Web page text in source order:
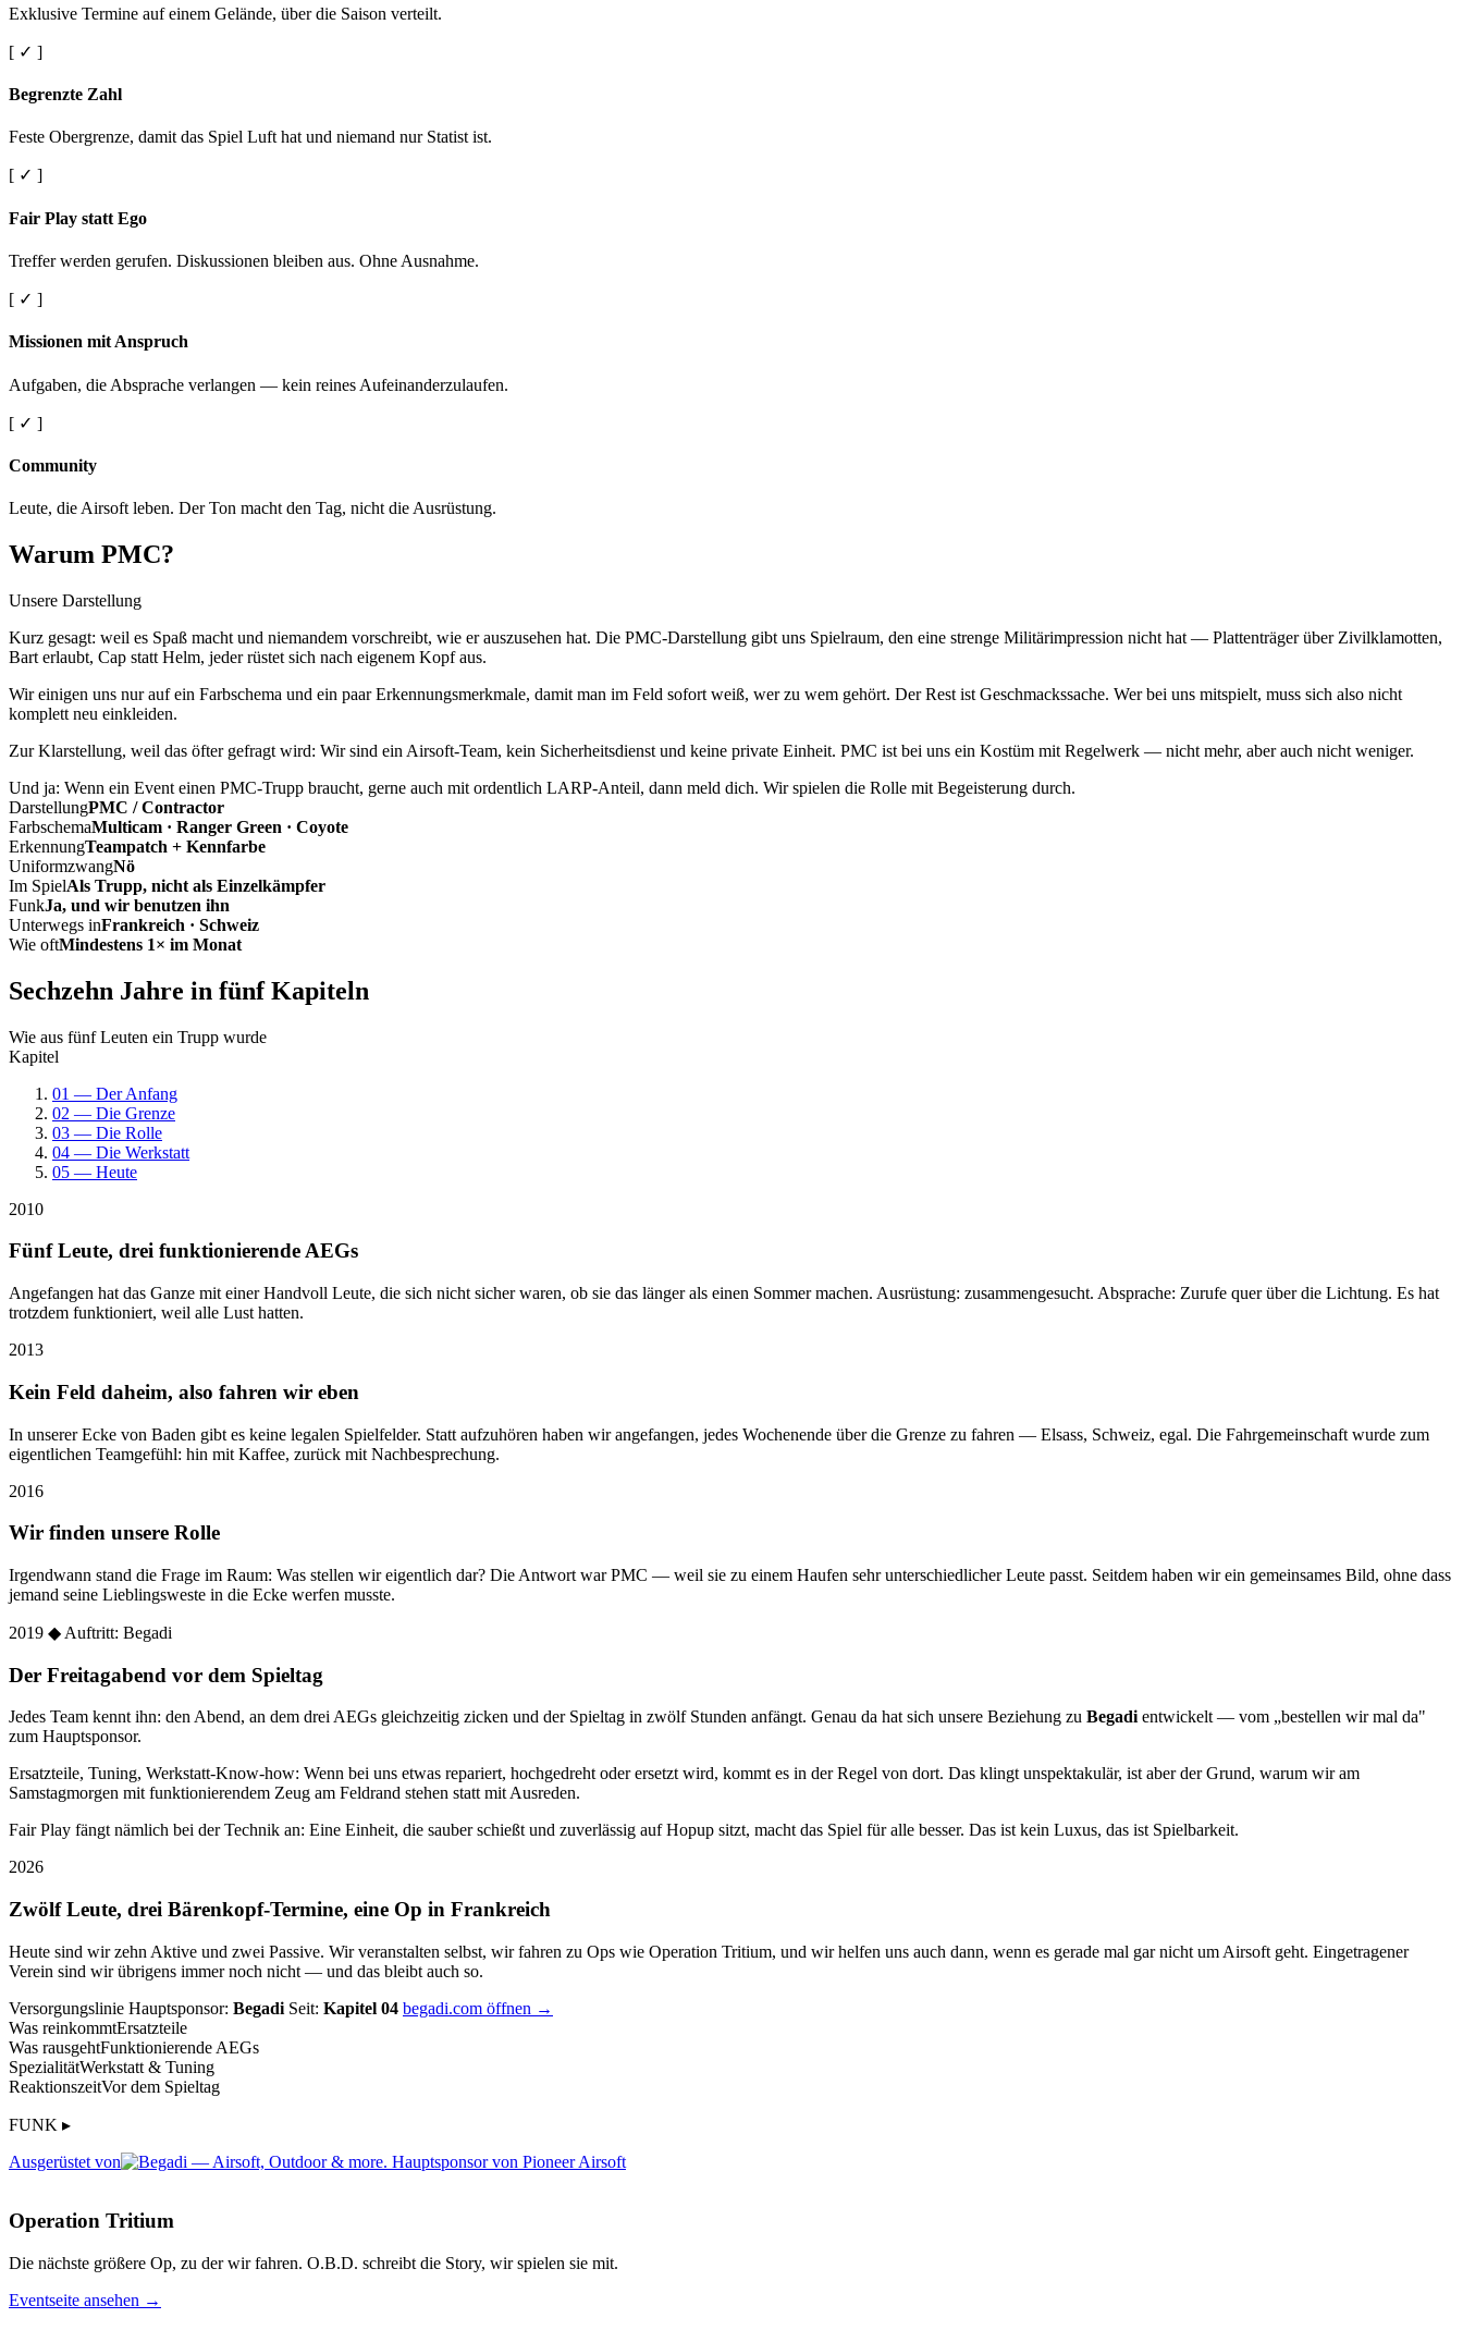
Exklusive Termine auf einem Gelände, über die Saison verteilt.
[ ✓ ]
Begrenzte Zahl
Feste Obergrenze, damit das Spiel Luft hat und niemand nur Statist ist.
[ ✓ ]
Fair Play statt Ego
Treffer werden gerufen. Diskussionen bleiben aus. Ohne Ausnahme.
[ ✓ ]
Missionen mit Anspruch
Aufgaben, die Absprache verlangen — kein reines Aufeinanderzulaufen.
[ ✓ ]
Community
Leute, die Airsoft leben. Der Ton macht den Tag, nicht die Ausrüstung.
Warum PMC?
Unsere Darstellung
Kurz gesagt: weil es Spaß macht und niemandem vorschreibt, wie er auszusehen hat. Die PMC-Darstellung gibt uns Spielraum, den eine strenge Militärimpression nicht hat — Plattenträger über Zivilklamotten,
Bart erlaubt, Cap statt Helm, jeder rüstet sich nach eigenem Kopf aus.
Wir einigen uns nur auf ein Farbschema und ein paar Erkennungsmerkmale, damit man im Feld sofort weiß, wer zu wem gehört. Der Rest ist Geschmackssache. Wer bei uns mitspielt, muss sich also nicht
komplett neu einkleiden.
Zur Klarstellung, weil das öfter gefragt wird: Wir sind ein Airsoft-Team, kein Sicherheitsdienst und keine private Einheit. PMC ist bei uns ein Kostüm mit Regelwerk — nicht mehr, aber auch nicht weniger.
Und ja: Wenn ein Event einen PMC-Trupp braucht, gerne auch mit ordentlich LARP-Anteil, dann meld dich. Wir spielen die Rolle mit Begeisterung durch.
DarstellungPMC / Contractor
FarbschemaMulticam · Ranger Green · Coyote
ErkennungTeampatch + Kennfarbe
UniformzwangNö
Im SpielAls Trupp, nicht als Einzelkämpfer
FunkJa, und wir benutzen ihn
Unterwegs inFrankreich · Schweiz
Wie oftMindestens 1× im Monat
Sechzehn Jahre in fünf Kapiteln
Wie aus fünf Leuten ein Trupp wurde
Kapitel
01 — Der Anfang
02 — Die Grenze
03 — Die Rolle
04 — Die Werkstatt
05 — Heute
2010
Fünf Leute, drei funktionierende AEGs
Angefangen hat das Ganze mit einer Handvoll Leute, die sich nicht sicher waren, ob sie das länger als einen Sommer machen. Ausrüstung: zusammengesucht. Absprache: Zurufe quer über die Lichtung. Es hat
trotzdem funktioniert, weil alle Lust hatten.
2013
Kein Feld daheim, also fahren wir eben
In unserer Ecke von Baden gibt es keine legalen Spielfelder. Statt aufzuhören haben wir angefangen, jedes Wochenende über die Grenze zu fahren — Elsass, Schweiz, egal. Die Fahrgemeinschaft wurde zum
eigentlichen Teamgefühl: hin mit Kaffee, zurück mit Nachbesprechung.
2016
Wir finden unsere Rolle
Irgendwann stand die Frage im Raum: Was stellen wir eigentlich dar? Die Antwort war PMC — weil sie zu einem Haufen sehr unterschiedlicher Leute passt. Seitdem haben wir ein gemeinsames Bild, ohne dass
jemand seine Lieblingsweste in die Ecke werfen musste.
2019 ◆ Auftritt: Begadi
Der Freitagabend vor dem Spieltag
Jedes Team kennt ihn: den Abend, an dem drei AEGs gleichzeitig zicken und der Spieltag in zwölf Stunden anfängt. Genau da hat sich unsere Beziehung zu Begadientwickelt — vom „bestellen wir mal da"
zum Hauptsponsor.
Ersatzteile, Tuning, Werkstatt-Know-how: Wenn bei uns etwas repariert, hochgedreht oder ersetzt wird, kommt es in der Regel von dort. Das klingt unspektakulär, ist aber der Grund, warum wir am
Samstagmorgen mit funktionierendem Zeug am Feldrand stehen statt mit Ausreden.
Fair Play fängt nämlich bei der Technik an: Eine Einheit, die sauber schießt und zuverlässig auf Hopup sitzt, macht das Spiel für alle besser. Das ist kein Luxus, das ist Spielbarkeit.
2026
Zwölf Leute, drei Bärenkopf-Termine, eine Op in Frankreich
Heute sind wir zehn Aktive und zwei Passive. Wir veranstalten selbst, wir fahren zu Ops wie Operation Tritium, und wir helfen uns auch dann, wenn es gerade mal gar nicht um Airsoft geht. Eingetragener
Verein sind wir übrigens immer noch nicht — und das bleibt auch so.
Versorgungslinie Hauptsponsor: Begadi Seit: Kapitel 04 begadi.com öffnen →
Was reinkommtErsatzteile
Was rausgehtFunktionierende AEGs
SpezialitätWerkstatt & Tuning
ReaktionszeitVor dem Spieltag
FUNK ▸
Ausgerüstet von
Operation Tritium
Die nächste größere Op, zu der wir fahren. O.B.D. schreibt die Story, wir spielen sie mit.
Eventseite ansehen →